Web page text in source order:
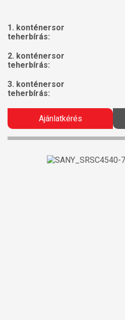
1. konténersor
teherbírás:
2. konténersor
teherbírás:
3. konténersor
teherbírás:
Ajánlatkérés